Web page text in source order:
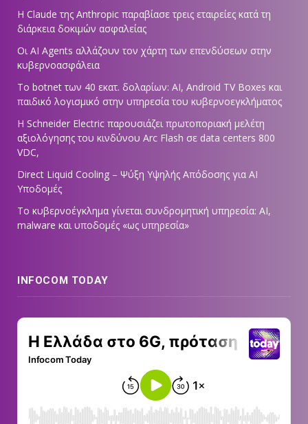
Η Claude της Anthropic παραβίασε τρεις εταιρείες κατά τη
διάρκεια δοκιμών ασφαλείας
Οι AI Agents αλλάζουν τον χάρτη των επενδύσεων στην
κυβερνοασφάλεια
Το botnet των 40 εκατ. δολαρίων: AI, Android TV Boxes και
παιδικό λογισμικό στην υπηρεσία του κυβερνοεγκλήματος
Η Schneider Electric παρουσιάζει πρωτοποριακή μελέτη
αξιολόγησης του κινδύνου Arc Flash σε data centers 800
VDC,
Direct Liquid Cooling – Ψύξη Υψηλής Απόδοσης για AI
Υποδομές
Το κυβερνοέγκλημα γίνεται συνδρομητική υπηρεσία: AI,
malware και υποδομές «ως υπηρεσία»
INFOCOM TODAY